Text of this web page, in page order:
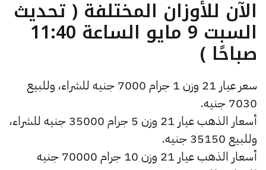
الآن للأوزان المختلفة ( تحديث
السبت 9 مايو الساعة 11:40
صباحًا )
سعر عيار 21 وزن 1 جرام 7000 جنيه للشراء، وللبيع
7030 جنيه.
أسعار الذهب عيار 21 وزن 5 جرام 35000 جنيه للشراء،
وللبيع 35150 جنيه.
أسعار الذهب عيار 21 وزن 10 جرام 70000 جنيه